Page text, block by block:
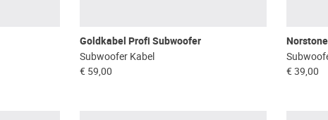
Goldkabel Profi Subwoofer
Subwoofer Kabel
€ 59,00
€ 39,00